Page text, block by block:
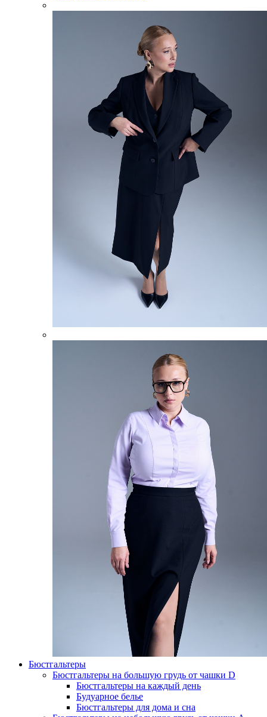
Бюстгальтеры
Бюстгальтеры на большую грудь от чашки D
Бюстгальтеры на каждый день
Будуарное белье
Бюстгальтеры для дома и сна